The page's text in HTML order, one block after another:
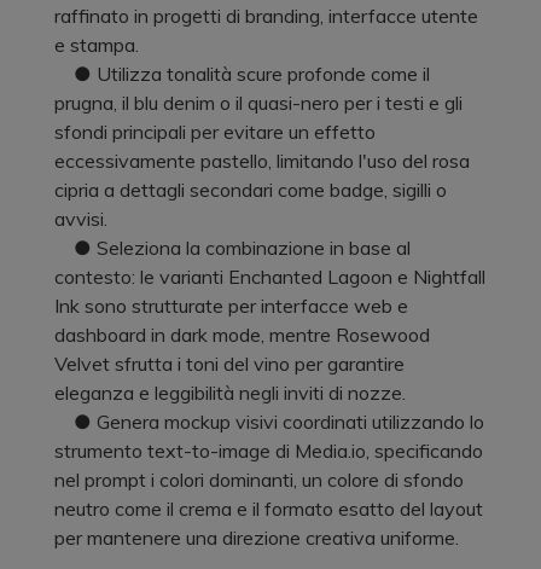
raffinato in progetti di branding, interfacce utente
e stampa.
● Utilizza tonalità scure profonde come il
prugna, il blu denim o il quasi-nero per i testi e gli
sfondi principali per evitare un effetto
eccessivamente pastello, limitando l'uso del rosa
cipria a dettagli secondari come badge, sigilli o
avvisi.
● Seleziona la combinazione in base al
contesto: le varianti Enchanted Lagoon e Nightfall
Ink sono strutturate per interfacce web e
dashboard in dark mode, mentre Rosewood
Velvet sfrutta i toni del vino per garantire
eleganza e leggibilità negli inviti di nozze.
● Genera mockup visivi coordinati utilizzando lo
strumento text-to-image di Media.io, specificando
nel prompt i colori dominanti, un colore di sfondo
neutro come il crema e il formato esatto del layout
per mantenere una direzione creativa uniforme.